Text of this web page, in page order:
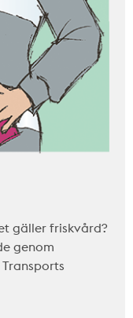
gäller friskvård?
genom